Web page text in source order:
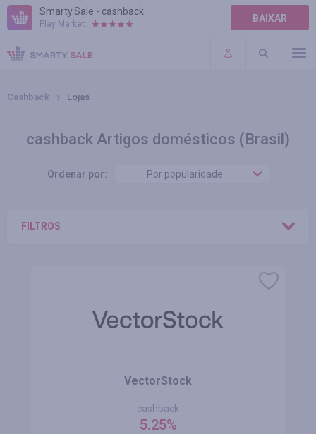
Smarty.Sale - cashback
Play Market: BAIXAR
AJUDA
TERMOS DE USO
Cashback Lojas
cashback Artigos domésticos (Brasil)
Ordenar por: Por popularidade
FILTROS
VectorStock
cashback
5.25%